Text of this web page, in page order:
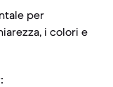
per
i colori e